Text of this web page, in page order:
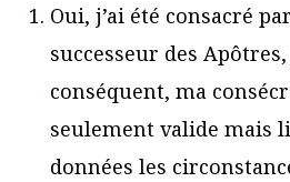
Oui, j’ai été consacré
successeur des
conséquent, ma
seulement valide mais
données les